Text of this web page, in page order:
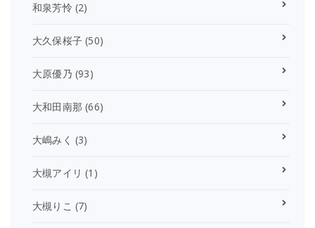
和泉芳怜 (2)
大久保桜子 (50)
大原優乃 (93)
大和田南那 (66)
大嶋みく (3)
大槻アイリ (1)
大槻りこ (7)